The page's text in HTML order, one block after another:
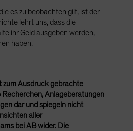
es zu beobachten gilt, ist der
lehrt uns, dass die
ihr Geld ausgeben werden,
haben.
zum Ausdruck gebrachte
Recherchen, Anlageberatungen
dar und spiegeln nicht
aller
bei AB wider. Die